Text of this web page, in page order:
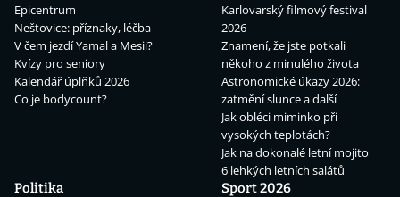
Epicentrum
Neštovice: příznaky, léčba
V čem jezdí Yamal a Mesii?
Kvízy pro seniory
Kalendář úplňků 2026
Co je bodycount?
Karlovarský filmový festival
2026
Znamení, že jste potkali
někoho z minulého života
Astronomické úkazy 2026:
zatmění slunce a další
Jak obléci miminko při
vysokých teplotách?
Jak na dokonalé letní mojito
6 lehkých letních salátů
Politika
Sport 2026